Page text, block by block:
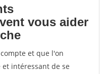
vous aider
et que l'on
intéressant de se